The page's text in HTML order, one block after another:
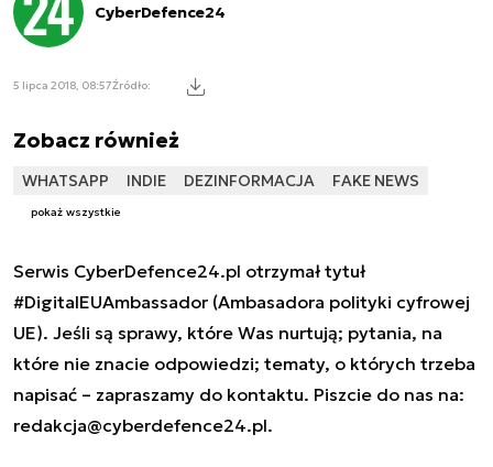
CyberDefence24
5 lipca 2018, 08:57Źródło:
Zobacz również
WHATSAPP INDIE DEZINFORMACJA FAKE NEWS
pokaż wszystkie
Serwis CyberDefence24.pl otrzymał tytuł
#DigitalEUAmbassador (Ambasadora polityki cyfrowej
UE). Jeśli są sprawy, które Was nurtują; pytania, na
które nie znacie odpowiedzi; tematy, o których trzeba
napisać – zapraszamy do kontaktu. Piszcie do nas na:
redakcja@cyberdefence24.pl.